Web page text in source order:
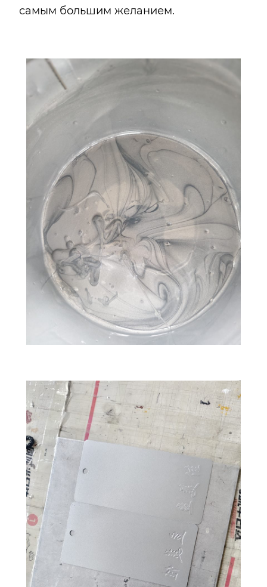
самым большим желанием.